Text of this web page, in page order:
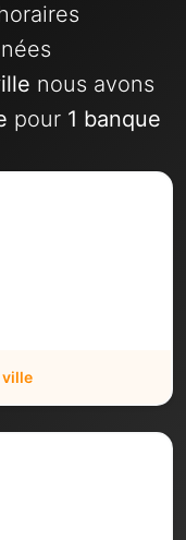
nous avons
pour 1 banque
ville